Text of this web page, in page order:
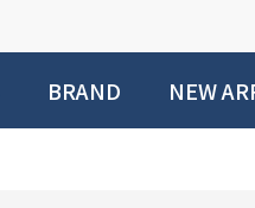
BRAND NEW